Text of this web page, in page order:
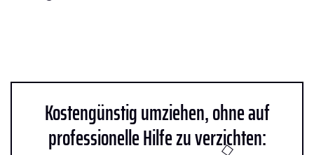
Kostengünstig umziehen, ohne auf
professionelle Hilfe zu verzichten: